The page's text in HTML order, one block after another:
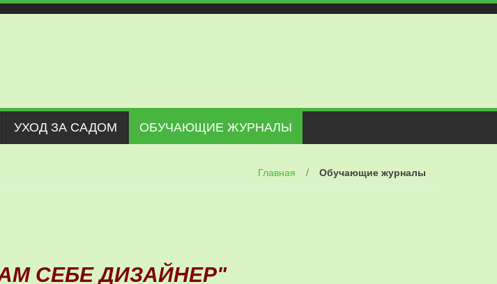
УХОД ЗА САДОМ ОБУЧАЮЩИЕ ЖУРНАЛЫ
Главная / Обучающие журналы
СЕБЕ ДИЗАЙНЕР"